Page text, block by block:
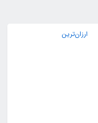
ارزان‌ترین